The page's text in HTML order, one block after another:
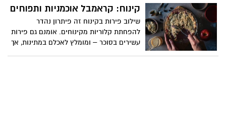
שמוסיף ערך קלורי למזון, שנית - האידוי שומר
על מינרליים וערכים תזונתיים הרבה יותר
מאפיה או בישול.
קינוח: קראמבל אוכמניות ותפוחים
שילוב פירות בקינוח זה פיתרון נהדר
להפחתת קלוריות מקינוחים. אומנם גם פירות
עשירים בסוכר – ומומלץ לאכלם במתינות, אך